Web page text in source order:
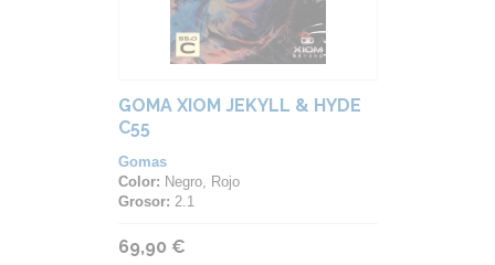
GOMA XIOM JEKYLL & HYDE
C55
Gomas
Color: Negro, Rojo
Grosor: 2.1
69,90 €